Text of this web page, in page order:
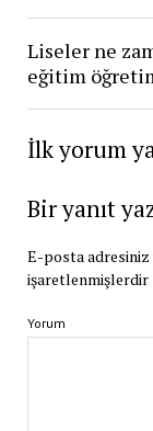
Liseler ne
eğitim
İlk yorum
Bir yanıt
E-posta adresiniz
işaretlenmişlerdir
Yorum